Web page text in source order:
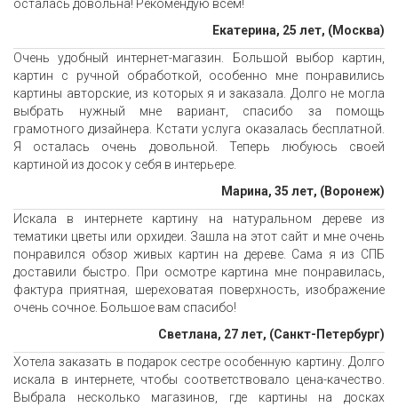
осталась довольна! Рекомендую всем!
Екатерина, 25 лет, (Москва)
Очень удобный интернет-магазин. Большой выбор картин,
картин с ручной обработкой, особенно мне понравились
картины авторские, из которых я и заказала. Долго не могла
выбрать нужный мне вариант, спасибо за помощь
грамотного дизайнера. Кстати услуга оказалась бесплатной.
Я осталась очень довольной. Теперь любуюсь своей
картиной из досок у себя в интерьере.
Марина, 35 лет, (Воронеж)
Искала в интернете картину на натуральном дереве из
тематики цветы или орхидеи. Зашла на этот сайт и мне очень
понравился обзор живых картин на дереве. Сама я из СПБ
доставили быстро. При осмотре картина мне понравилась,
фактура приятная, шереховатая поверхность, изображение
очень сочное. Большое вам спасибо!
Светлана, 27 лет, (Санкт-Петербург)
Хотела заказать в подарок сестре особенную картину. Долго
искала в интернете, чтобы соответствовало цена-качество.
Выбрала несколько магазинов, где картины на досках